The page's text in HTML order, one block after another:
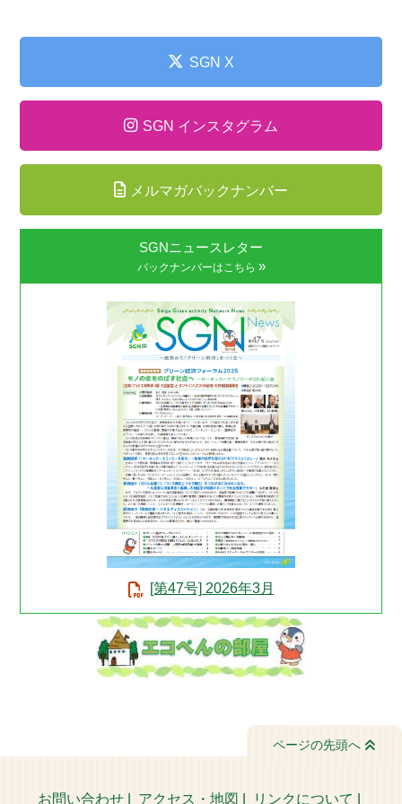
SGN X
SGN インスタグラム
メルマガバックナンバー
SGNニュースレター
バックナンバーはこちら »
[第47号] 2026年3月
ページの先頭へ
お問い合わせ アクセス・地図 リンクについて